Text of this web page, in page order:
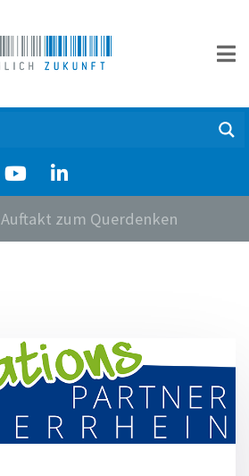
Auftakt zum Querdenken